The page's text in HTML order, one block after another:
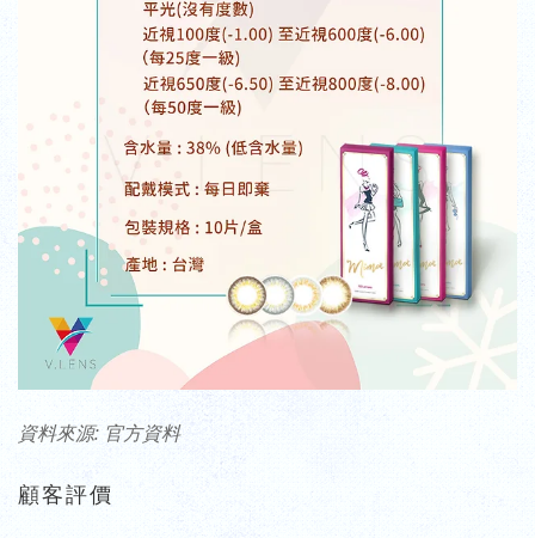
資料來源: 官方資料
顧客評價